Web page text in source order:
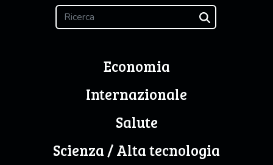
Economia
Internazionale
Salute
Scienza / Alta tecnologia